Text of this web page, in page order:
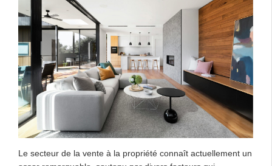
Le secteur de la vente à la propriété connaît actuellement un